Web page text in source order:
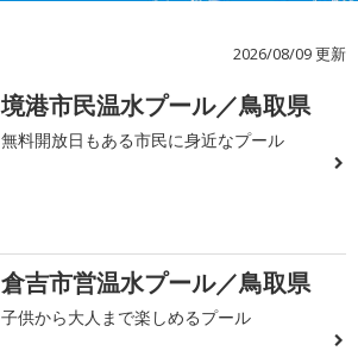
2026/08/09 更新
境港市民温水プール／鳥取県
無料開放日もある市民に身近なプール
倉吉市営温水プール／鳥取県
子供から大人まで楽しめるプール